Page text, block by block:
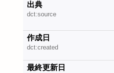
出典
dct:source
作成日
dct:created
最終更新日